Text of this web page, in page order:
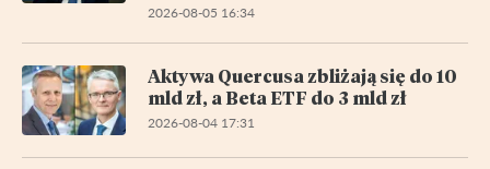
2026-08-05 16:34
Aktywa Quercusa zbliżają się do 10
mld zł, a Beta ETF do 3 mld zł
2026-08-04 17:31